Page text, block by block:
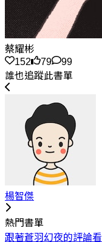
蔡耀彬
152
79
99
誰也追蹤此書單
楊智傑
熱門書單
跟著蒼羽幻夜的評論看